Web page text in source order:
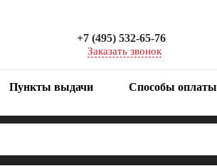
+7 (495) 532-65-76
Заказать звонок
Пункты выдачи Способы оплаты